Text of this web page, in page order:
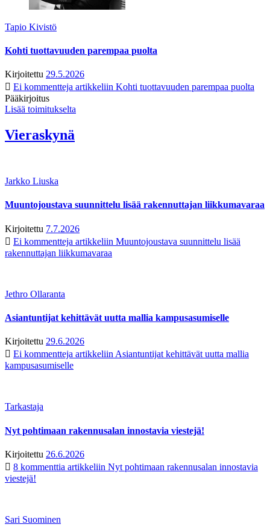
Tapio Kivistö
Kohti tuottavuuden parempaa puolta
Kirjoitettu 29.5.2026
Ei kommentteja artikkeliin Kohti tuottavuuden parempaa puolta
Pääkirjoitus
Lisää toimitukselta
Vieraskynä
Jarkko Liuska
Muuntojoustava suunnittelu lisää rakennuttajan liikkumavaraa
Kirjoitettu 7.7.2026
Ei kommentteja artikkeliin Muuntojoustava suunnittelu lisää
rakennuttajan liikkumavaraa
Jethro Ollaranta
Asiantuntijat kehittävät uutta mallia kampusasumiselle
Kirjoitettu 29.6.2026
Ei kommentteja artikkeliin Asiantuntijat kehittävät uutta mallia
kampusasumiselle
Tarkastaja
Nyt pohtimaan rakennusalan innostavia viestejä!
Kirjoitettu 26.6.2026
8 kommenttia artikkeliin Nyt pohtimaan rakennusalan innostavia
viestejä!
Sari Suominen